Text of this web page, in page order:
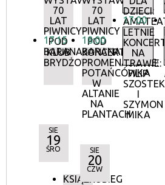
70
LAT
PIWNICY
POD
BARANAMI
17:15
KLUB
BRYDŻOWY
70
LAT
PIWNICY
POD
BARANAMI
18:00
KONCERTY
PROMENADOWE:
POTAŃCÓWKA
W
ALTANIE
NA
PLANTACH
DZIECI:
17:00
LETNIE
NA
TRAWIE:
FILIP
SZOSTEK
I
SZYMON
MIKA
SIE
19
ŚRO
KSIĄŻKOBIEG
SIE
20
CZW